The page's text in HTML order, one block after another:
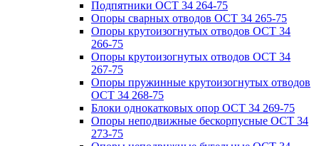
Подпятники ОСТ 34 264-75
Опоры сварных отводов ОСТ 34 265-75
Опоры крутоизогнутых отводов ОСТ 34
266-75
Опоры крутоизогнутых отводов ОСТ 34
267-75
Опоры пружинные крутоизогнутых отводов
ОСТ 34 268-75
Блоки однокатковых опор ОСТ 34 269-75
Опоры неподвижные бескорпусные ОСТ 34
273-75